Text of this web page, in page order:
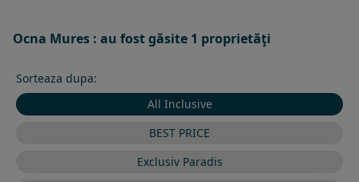
Ocna Mures : au fost găsite 1 proprietăţi
Sorteaza dupa:
All Inclusive
BEST PRICE
Exclusiv Paradis